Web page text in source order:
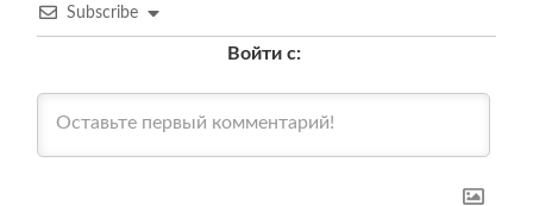
Subscribe
Войти с: